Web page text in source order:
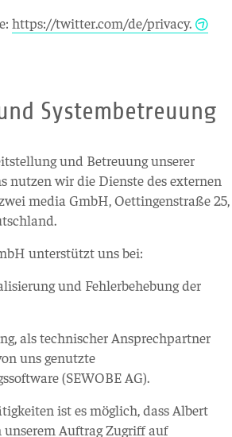
https://twitter.com/de/privacy.
Systembetreuung
und Betreuung unserer
nutzen wir die Dienste des externen
media GmbH, Oettingenstraße 25,
unterstützt uns bei:
und Fehlerbehebung der
als technischer Ansprechpartner
uns genutzte
(SEWOBE AG).
ist es möglich, dass Albert
Auftrag Zugriff auf